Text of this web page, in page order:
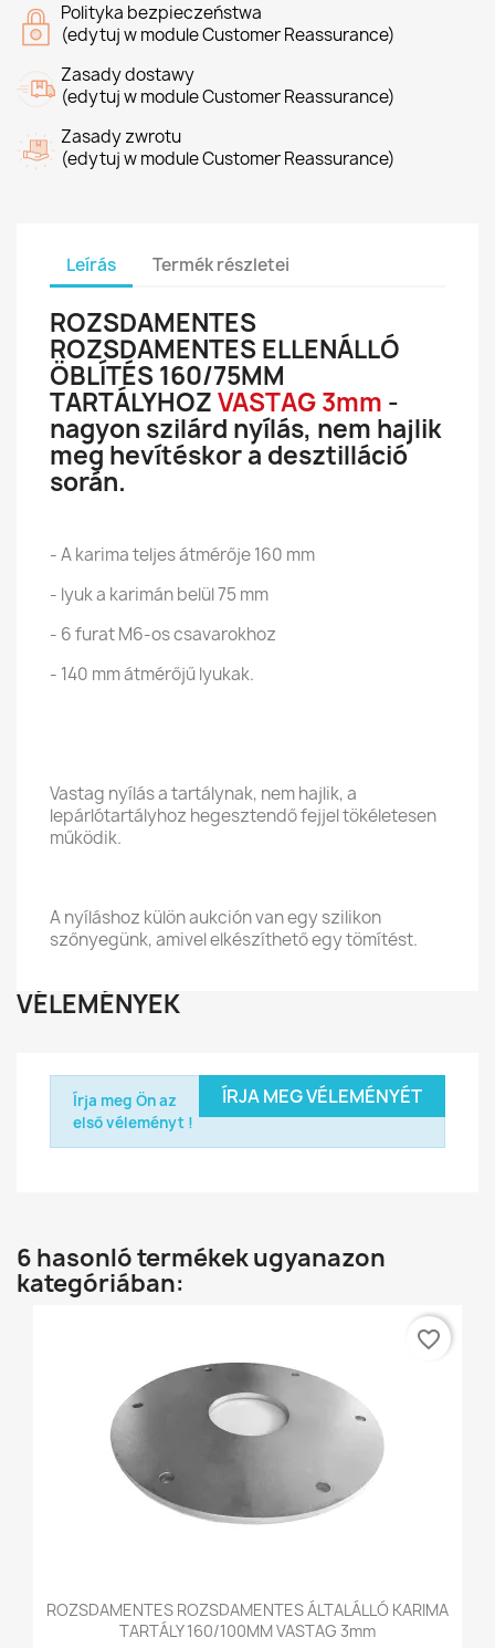
Polityka bezpieczeństwa
(edytuj w module Customer Reassurance)
Zasady dostawy
(edytuj w module Customer Reassurance)
Zasady zwrotu
(edytuj w module Customer Reassurance)
Leírás Termék részletei
ROZSDAMENTES
ROZSDAMENTES ELLENÁLLÓ
ÖBLÍTÉS 160/75MM
TARTÁLYHOZ VASTAG 3mm -
nagyon szilárd nyílás, nem hajlik
meg hevítéskor a desztilláció
során.
- A karima teljes átmérője 160 mm
- lyuk a karimán belül 75 mm
- 6 furat M6-os csavarokhoz
- 140 mm átmérőjű lyukak.
Vastag nyílás a tartálynak, nem hajlik, a
lepárlótartályhoz hegesztendő fejjel tökéletesen
működik.
A nyíláshoz külön aukción van egy szilikon
szőnyegünk, amivel elkészíthető egy tömítést.
VÉLEMÉNYEK
ÍRJA MEG VÉLEMÉNYÉT
Írja meg Ön az
első véleményt !
6 hasonló termékek ugyanazon
kategóriában:
ROZSDAMENTES ROZSDAMENTES ÁLTALÁLLÓ KARIMA
TARTÁLY 160/100MM VASTAG 3mm
favorite_border